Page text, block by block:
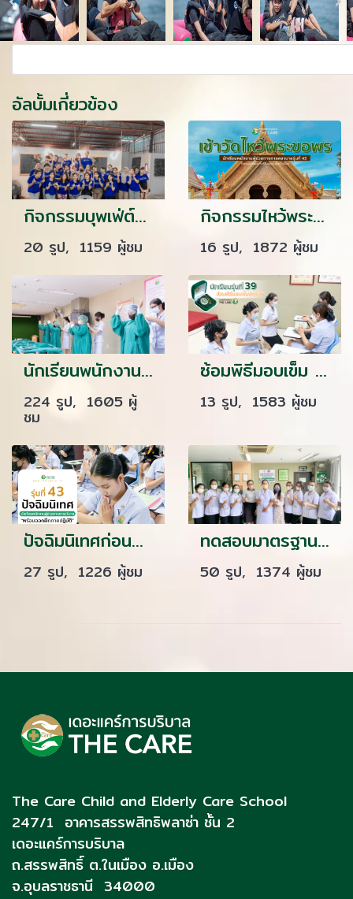
อัลบั้มเกี่ยวข้อง
กิจกรรมบุพเฟ่ต์ยกห้อง รุ่น 43
20 รูป, 1159 ผู้ชม
กิจกรรมไหว้พระทำบุญ นักเรียนเดอะเเคร์ รุ่น 45/66
16 รูป, 1872 ผู้ชม
นักเรียนพนักงานผู้ช่วยพยาบาล เดอะแคร์การบริบาลรุ่นที่ 40 สอบวัดผลภาคทักษะก่อนออกฝึกภาคปฎิบัติ ( The Care Skill Day )
224 รูป, 1605 ผู้
ชม
ซ้อมพิธีมอบเข็ม พนักงานผู้ช่วยทางการพยาบาล รุ่น 39 ณ โรงเรียนเดอะแคร์การบริบาล
13 รูป, 1583 ผู้ชม
ปัจฉิมนิเทศก่อนออกฝึกงาน รุ่นที่ 43
27 รูป, 1226 ผู้ชม
ทดสอบมาตรฐานฝีมือแรงงานแห่งชาติ ภาคความสามารถสาขาการดูแลผู้สูงอายุ ระดับ 1 รุ่นที่ 48
50 รูป, 1374 ผู้ชม
The Care Child and Elderly Care School
247/1 อาคารสรรพสิทธิพลาซ่า ชั้น 2
เดอะแคร์การบริบาล
ถ.สรรพสิทธิ์ ต.ในเมือง อ.เมือง
จ.อุบลราชธานี 34000